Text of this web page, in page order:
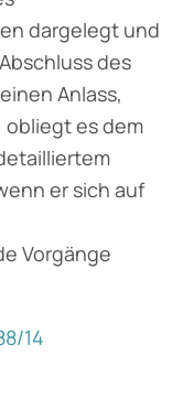
dargelegt und
des
Anlass,
obliegt es dem
er sich auf
Vorgänge
14